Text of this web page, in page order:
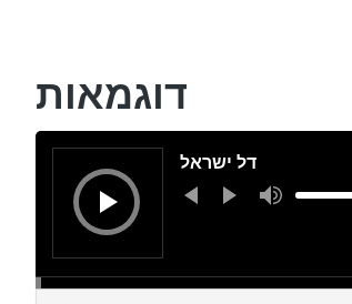
דוגמאות
Audio
Player
דל ישראל
Use
Up/Down